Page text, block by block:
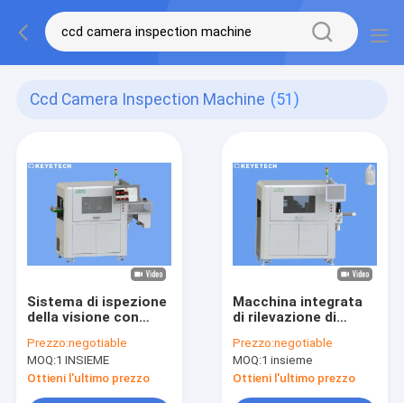
Ccd Camera Inspection Machine (51)
Sistema di ispezione
della visione con
industriale per la
rilevazione di difetti
del collo della
bottiglia
Prezzo:negotiable
MOQ:1 INSIEME
Ottieni l'ultimo prezzo
Macchina integrata
di rilevazione di
dell'HDPE delle
soluzioni con la
telecamera CCD
Prezzo:negotiable
MOQ:1 insieme
Ottieni l'ultimo prezzo